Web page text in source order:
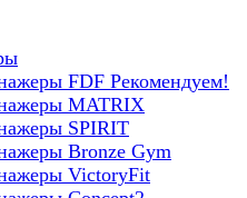
FDF Рекомендуем!
MATRIX
SPIRIT
Bronze Gym
VictoryFit